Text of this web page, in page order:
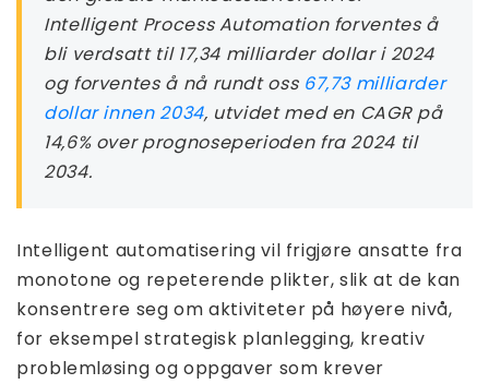
Intelligent Process Automation forventes å
bli verdsatt til 17,34 milliarder dollar i 2024
og forventes å nå rundt oss 67,73 milliarder
dollar innen 2034, utvidet med en CAGR på
14,6% over prognoseperioden fra 2024 til
2034.
Intelligent automatisering vil frigjøre ansatte fra
monotone og repeterende plikter, slik at de kan
konsentrere seg om aktiviteter på høyere nivå,
for eksempel strategisk planlegging, kreativ
problemløsing og oppgaver som krever